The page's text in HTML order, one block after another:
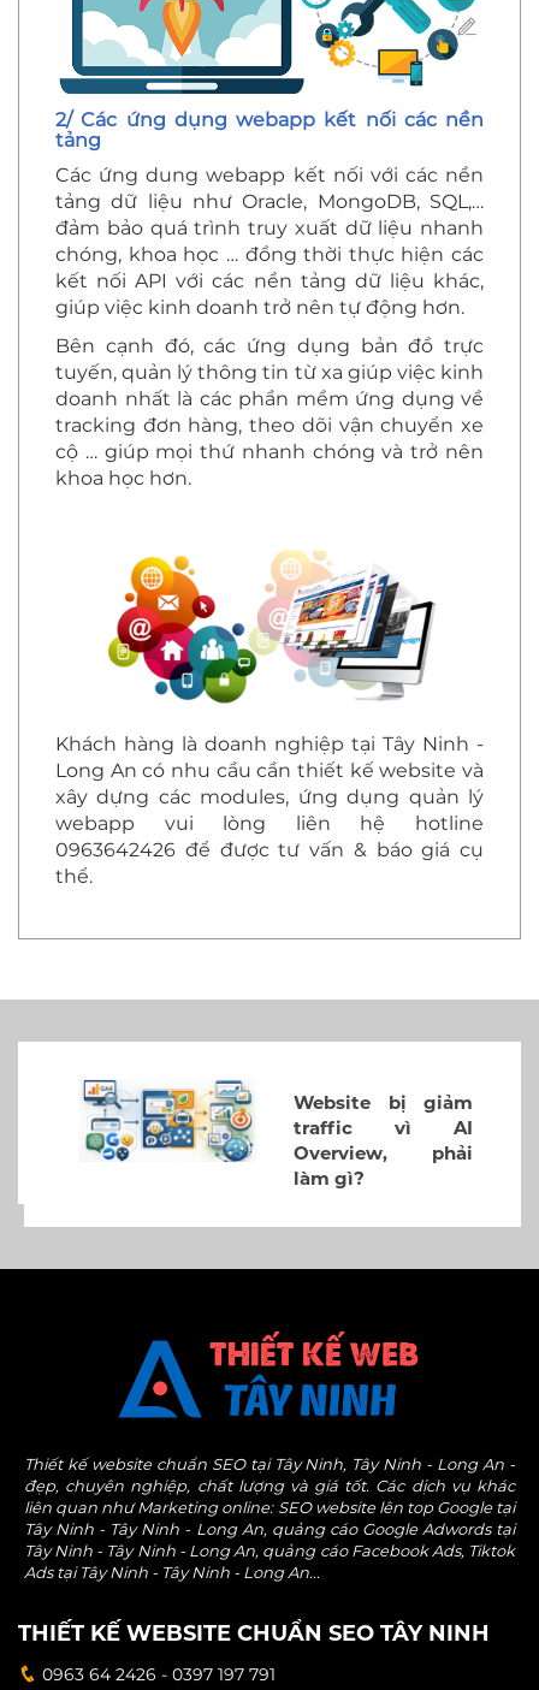
2/ Các ứng dụng webapp kết nối các nền
tảng
Các ứng dung webapp kết nối với các nền
tảng dữ liệu như Oracle, MongoDB, SQL,…
đảm bảo quá trình truy xuất dữ liệu nhanh
chóng, khoa học … đồng thời thực hiện các
kết nối API với các nền tảng dữ liệu khác,
giúp việc kinh doanh trở nên tự động hơn.
Bên cạnh đó, các ứng dụng bản đồ trực
tuyến, quản lý thông tin từ xa giúp việc kinh
doanh nhất là các phần mềm ứng dụng về
tracking đơn hàng, theo dõi vận chuyển xe
cộ … giúp mọi thứ nhanh chóng và trở nên
khoa học hơn.
Khách hàng là doanh nghiệp tại Tây Ninh -
Long An có nhu cầu cần thiết kế website và
xây dựng các modules, ứng dụng quản lý
webapp vui lòng liên hệ hotline
0963642426 để được tư vấn & báo giá cụ
thể.
Website bị giảm
traffic vì AI
Overview, phải
làm gì?
Thiết kế website chuẩn SEO tại Tây Ninh, Tây Ninh - Long An -
đẹp, chuyên nghiệp, chất lượng và giá tốt. Các dịch vụ khác
liên quan như Marketing online: SEO website lên top Google tại
Tây Ninh - Tây Ninh - Long An, quảng cáo Google Adwords tại
Tây Ninh - Tây Ninh - Long An, quảng cáo Facebook Ads, Tiktok
Ads tại Tây Ninh - Tây Ninh - Long An...
THIẾT KẾ WEBSITE CHUẨN SEO TÂY NINH
0963 64 2426 - 0397 197 791